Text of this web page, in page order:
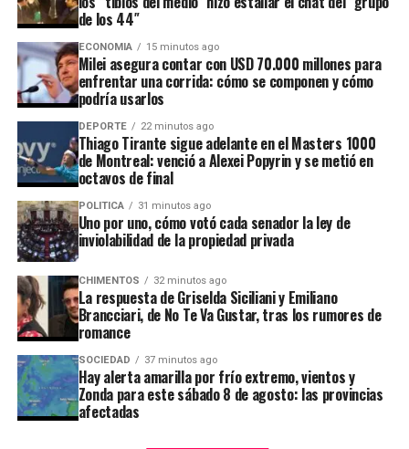
desde que tomaron distancia del gobernador Claudio
Vidal, votaron en contra del proyecto de inviolabilidad
de la propiedad privada.
Las palabras de Benegas Lynch también enardecieron a
los radicales. Varios le transmitieron su malestar a
Bullrich. En tanto, Maximiliano Abad (UCR-Buenos
Aires) encaró al libertario en pleno recinto para
de parte del oficialismo en el trato con los 44. Si quieren
seguir manteniendo esa mayoría, van a tener que usar
otra estrategia”, advirtió un senador de la UCR en
diálogo con este medio.
En las últimas horas, los senadores habían pedido una
solicitud excepcional por cuestiones de salud. Pese a que
la vicepresidentaVictoria Villarruellas había
aprobado, ambas quedaron sujetas al voto del resto de
los miembros del Senado. Finalmente, se acordó que la
cuestión sea tratada por la Comisión de Asuntos
Constitucionales.
ADVERTISEMENT
En la previa a este encuentro con el colombiano, Milei
también mantuvo una reunión bilateral con el ministro
de los 44″
ECONOMIA 15 minutos ago
Milei asegura contar con USD 70.000 millones para
enfrentar una corrida: cómo se componen y cómo
podría usarlos
DEPORTE 22 minutos ago
Thiago Tirante sigue adelante en el Masters 1000
de Montreal: venció a Alexei Popyrin y se metió en
octavos de final
POLITICA 31 minutos ago
Uno por uno, cómo votó cada senador la ley de
inviolabilidad de la propiedad privada
CHIMENTOS 32 minutos ago
La respuesta de Griselda Siciliani y Emiliano
Brancciari, de No Te Va Gustar, tras los rumores de
romance
SOCIEDAD 37 minutos ago
Hay alerta amarilla por frío extremo, vientos y
Zonda para este sábado 8 de agosto: las provincias
afectadas